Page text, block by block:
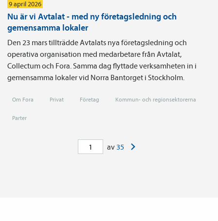
9 april 2026
Nu är vi Avtalat - med ny företagsledning och
gemensamma lokaler
Den 23 mars tillträdde Avtalats nya företagsledning och
operativa organisation med medarbetare från Avtalat,
Collectum och Fora. Samma dag flyttade verksamheten in i
gemensamma lokaler vid Norra Bantorget i Stockholm.
Om Fora Privat Företag Kommun- och regionsektorerna
Parter
av 35